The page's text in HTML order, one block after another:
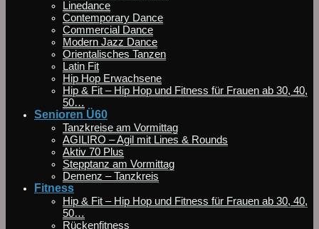
Linedance
Contemporary Dance
Commercial Dance
Modern Jazz Dance
Orientalisches Tanzen
Latin Fit
Hip Hop Erwachsene
Hip & Fit – Hip Hop und Fitness für Frauen ab 30, 40,
50…
Senioren Ü60
Tanzkreise am Vormittag
AGILIRO – Agil mit Lines & Rounds
Aktiv 70 Plus
Stepptanz am Vormittag
Demenz – Tanzkreis
Fitness
Hip & Fit – Hip Hop und Fitness für Frauen ab 30, 40,
50…
Rückenfitness